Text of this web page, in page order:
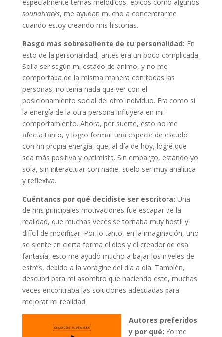
especialmente temas melódicos, épicos como algunos
soundtracks, me ayudan mucho a concentrarme
cuando estoy creando mis historias.
Rasgo más sobresaliente de tu personalidad: En
esto de la personalidad, antes era un poco complicada.
Solía ser según mi estado de ánimo, y no me
comportaba de la misma manera con todas las
personas, no tenía nada que ver con el
posicionamiento social del otro individuo. Era como si
la energía de la otra persona influyera en mi
comportamiento. Ahora, por suerte, esto no me
afecta tanto, y logro formar una especie de escudo
con mi propia energía, que, al día de hoy, logré que
sea más positiva y optimista. Sin embargo, estando yo
sola, sin interactuar con nadie, suelo ser muy analítica
y reflexiva.
Cuéntanos por qué decidiste ser escritora: Una
de mis principales motivaciones fue escapar de la
realidad, que muchas veces se tornaba muy hostil y
difícil de modificar. Por lo tanto, en la imaginación, uno
se siente en cierta forma el dios y el creador de esa
fantasía, esto me ayudó mucho a bajar los niveles de
estrés, debido a la vorágine del día a día. También,
descubrí para mi asombro que haciendo esto, muchas
veces encontraba las soluciones adecuadas para
mejorar mi realidad.
Autores preferidos
y por qué: Yo me